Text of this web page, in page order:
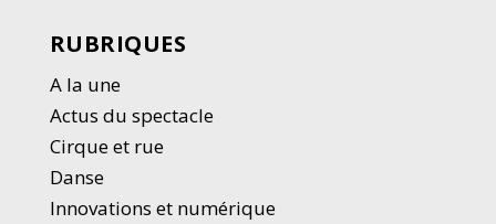
RUBRIQUES
A la une
Actus du spectacle
Cirque et rue
Danse
Innovations et numérique